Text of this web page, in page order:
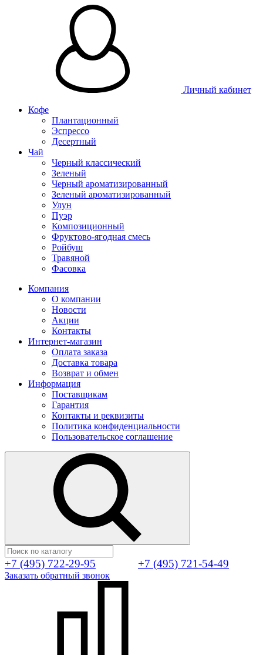
Личный кабинет
Кофе
Плантационный
Эспрессо
Десертный
Чай
Черный классический
Зеленый
Черный ароматизированный
Зеленый ароматизированный
Улун
Пуэр
Композиционный
Фруктово-ягодная смесь
Ройбуш
Травяной
Фасовка
Компания
О компании
Новости
Акции
Контакты
Интернет-магазин
Оплата заказа
Доставка товара
Возврат и обмен
Информация
Поставщикам
Гарантия
Контакты и реквизиты
Политика конфиденциальности
Пользовательское соглашение
+7 (495) 722-29-95 +7 (495) 721-54-49
Заказать обратный звонок